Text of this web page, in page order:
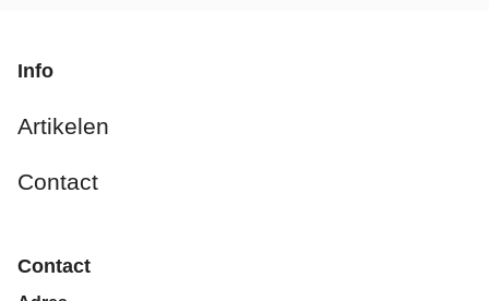
Info
Artikelen
Contact
Contact